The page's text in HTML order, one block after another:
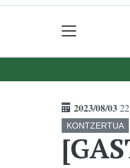
2023/08/03
KONTZERTUA